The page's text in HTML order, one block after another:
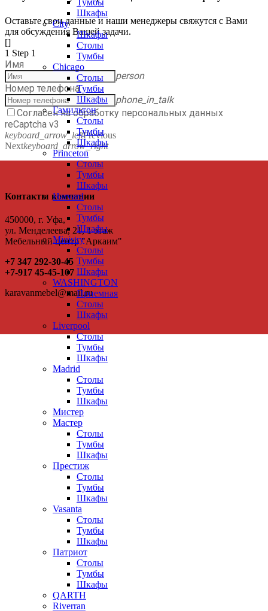
Оставьте свои данные и наши менеджеры свяжутся с Вами
для обсуждения Вашей задачи.
[]
1 Step 1
Имя
person
Номер телефона
phone_in_talk
Согласен на обработку персональных данных
reCaptcha v3
keyboard_arrow_leftPrevious
Nextkeyboard_arrow_right
Контакты компании
450000, г. Уфа,
ул. Менделеева, 21, 1 этаж
Мебельный центр "Аркаим"
+7 347 292-30-45
+7-917 45-45-107
karavanmebel@mail.ru
Шкафы
City
Шкафы
Столы
Тумбы
Chicago
Столы
Тумбы
Шкафы
Гамильтон
Столы
Тумбы
Шкафы
Princeton
Столы
Тумбы
Шкафы
Harvard
Столы
Тумбы
Шкафы
Ministry
Столы
Тумбы
Шкафы
WASHINGTON
Приемная
Столы
Шкафы
Liverpool
Столы
Тумбы
Шкафы
Madrid
Столы
Тумбы
Шкафы
Мистер
Мастер
Столы
Тумбы
Шкафы
Престиж
Столы
Тумбы
Шкафы
Vasanta
Столы
Тумбы
Шкафы
Патриот
Столы
Тумбы
Шкафы
QARTH
Riverran